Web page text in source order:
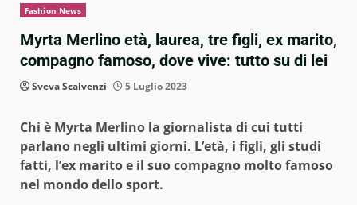
Fashion News
Myrta Merlino età, laurea, tre figli, ex marito,
compagno famoso, dove vive: tutto su di lei
Sveva Scalvenzi 5 Luglio 2023
Chi è Myrta Merlino la giornalista di cui tutti
parlano negli ultimi giorni. L’età, i figli, gli studi
fatti, l’ex marito e il suo compagno molto famoso
nel mondo dello sport.